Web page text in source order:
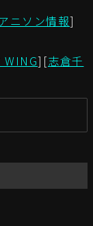
ニソン情報]
WING][志倉千